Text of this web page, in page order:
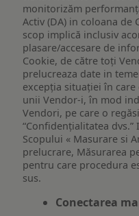
monitorizăm
Activ (DA) in coloana de
scop implică inclusiv
plasare/accesare de
Cookie, de către toți
prelucreaza date in
excepția situației în
unii Vendor-i, în mod
Vendori, pe care o
“Confidențialitatea
Scopului « Masurare si
prelucrare, Măsurarea
pentru care procedura
sus.
Conectarea